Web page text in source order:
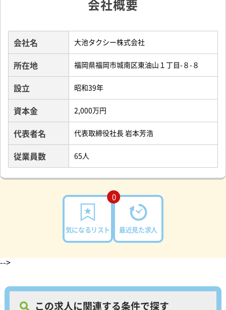
会社概要
会社名 大池タクシー株式会社
所在地 福岡県福岡市城南区東油山１丁目-８-８
設立 昭和39年
資本金 2,000万円
代表者名 代表取締役社長 岩本芳浩
従業員数 65人
0
気になるリスト 最近見た求人
-->
この求人に関連する条件で探す